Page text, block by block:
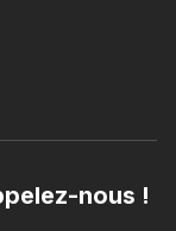
nous !